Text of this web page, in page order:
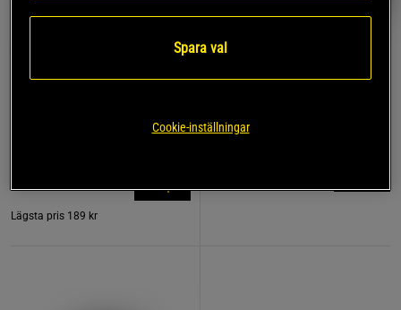
Lägsta pris 189 kr
Köp
Star Nutrition Gear
Spara val
Cookie-inställningar